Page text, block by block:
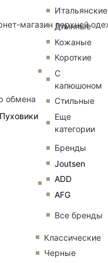
Пуховики
Итальянские
Длинные
Кожаные
Короткие
С
капюшоном
Стильные
Еще
категории
Бренды
Joutsen
ADD
AFG
Все бренды
Классические
Черные
магазин верхней
обмена